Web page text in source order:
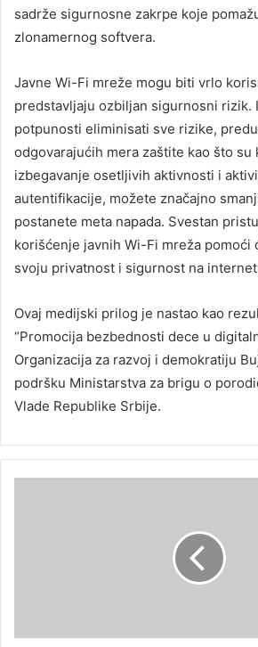
sadrže sigurnosne zakrpe koje
zlonamernog softvera.
Javne Wi-Fi mreže mogu biti vrlo
predstavljaju ozbiljan sigurnosni rizik.
potpunosti eliminisati sve rizike,
odgovarajućih mera zaštite kao što su
izbegavanje osetljivih aktivnosti i
autentifikacije, možete značajno
postanete meta napada. Svestan
korišćenje javnih Wi-Fi mreža pomoći
svoju privatnost i sigurnost na
Ovaj medijski prilog je nastao kao
“Promocija bezbednosti dece u
Organizacija za razvoj i demokratiju
podršku Ministarstva za brigu o
Vlade Republike Srbije.